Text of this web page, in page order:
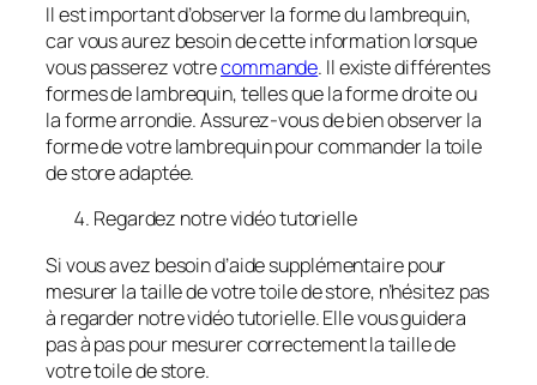
Il est important d’observer la forme du lambrequin,
car vous aurez besoin de cette information lorsque
vous passerez votrecommande. Il existe différentes
formes de lambrequin, telles que la forme droite ou
la forme arrondie. Assurez-vous de bien observer la
forme de votre lambrequin pour commander la toile
de store adaptée.
Regardez notre vidéo tutorielle
Si vous avez besoin d’aide supplémentaire pour
mesurer la taille de votre toile de store, n’hésitez pas
à regarder notre vidéo tutorielle. Elle vous guidera
pas à pas pour mesurer correctement la taille de
votre toile de store.